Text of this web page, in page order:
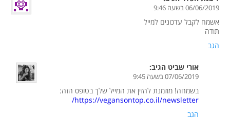
06/06/2019 בשעה 9:46
אשמח לקבל עדכונים למייל
תודה
הגב
אורי שביט הגיב:
07/06/2019 בשעה 9:45
בשמחה! מוזמנת להזין את המייל שלך בטופס הזה:
https://vegansontop.co.il/newsletter/
הגב